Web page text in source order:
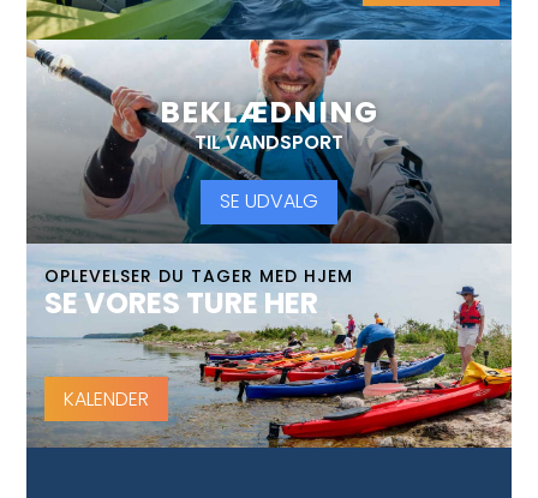
BEKLÆDNING
TIL VANDSPORT
SE UDVALG
OPLEVELSER DU TAGER MED HJEM
SE VORES TURE HER
KALENDER